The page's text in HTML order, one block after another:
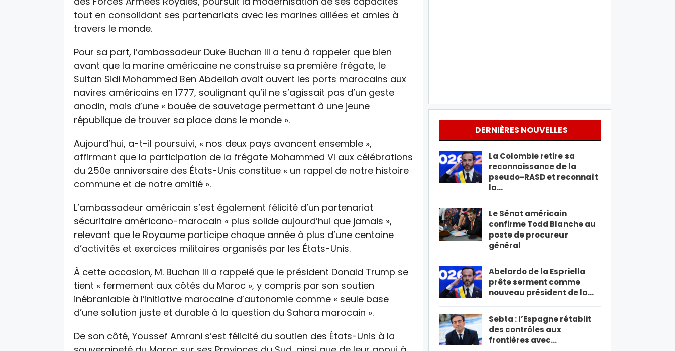
tout en consolidant ses partenariats avec les marines alliées et amies à
travers le monde.
Pour sa part, l’ambassadeur Duke Buchan III a tenu à rappeler que bien
avant que la marine américaine ne construise sa première frégate, le
Sultan Sidi Mohammed Ben Abdellah avait ouvert les ports marocains aux
navires américains en 1777, soulignant qu’il ne s’agissait pas d’un geste
anodin, mais d’une « bouée de sauvetage permettant à une jeune
république de trouver sa place dans le monde ».
Aujourd’hui, a-t-il poursuivi, « nos deux pays avancent ensemble »,
affirmant que la participation de la frégate Mohammed VI aux célébrations
du 250e anniversaire des États-Unis constitue « un rappel de notre histoire
commune et de notre amitié ».
L’ambassadeur américain s’est également félicité d’un partenariat
sécuritaire américano-marocain « plus solide aujourd’hui que jamais »,
relevant que le Royaume participe chaque année à plus d’une centaine
d’activités et exercices militaires organisés par les États-Unis.
À cette occasion, M. Buchan III a rappelé que le président Donald Trump se
tient « fermement aux côtés du Maroc », y compris par son soutien
inébranlable à l’initiative marocaine d’autonomie comme « seule base
d’une solution juste et durable à la question du Sahara marocain ».
De son côté, Youssef Amrani s’est félicité du soutien des États-Unis à la
DERNIÈRES NOUVELLES
La Colombie retire sa
reconnaissance de la
pseudo-RASD et reconnaît
la…
Le Sénat américain
confirme Todd Blanche au
poste de procureur
général
Abelardo de la Espriella
prête serment comme
nouveau président de la…
Sebta : l’Espagne rétablit
des contrôles aux
frontières avec…